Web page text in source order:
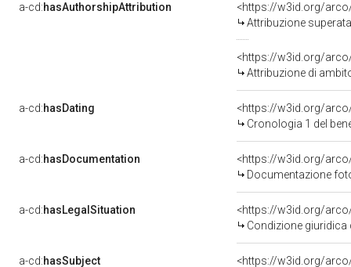
a-cd:hasAuthorshipAttribution
<https://w3id.org/
Attribuzione
<https://w3id.org/
Attribuzione di
a-cd:hasDating
<https://w3id.org/
Cronologia 1 del
a-cd:hasDocumentation
Documentazione
a-cd:hasLegalSituation
Condizione giuridica
a-cd:hasSubject
<https://w3id.org/